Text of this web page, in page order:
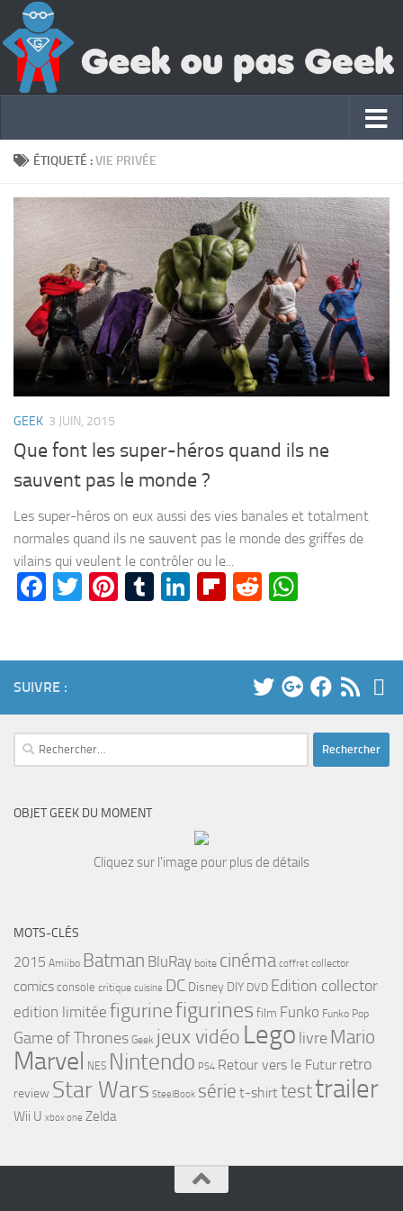
ÉTIQUETÉ :VIE PRIVÉE
GEEK 3 JUIN, 2015
Que font les super-héros quand ils ne
sauvent pas le monde ?
Les super-héros on eux aussi des vies banales et totalment
normales quand ils ne sauvent pas le monde des griffes de
vilains qui veulent le contrôler ou le...
Facebook
Twitter
Pinterest
Tumblr
LinkedIn
Flipboard
Reddit
SUIVRE :
Rechercher :
OBJET GEEK DU MOMENT
Cliquez sur l'image pour plus de détails
MOTS-CLÉS
2015 Amiibo Batman BluRay boite cinéma coffret collector
comics console critique cuisine DC Disney DIY DVD Edition collector
edition limitée figurinefigurines film Funko Funko Pop
Game of Thrones Geek jeux vidéo Lego livre Mario
Marvel NES Nintendo PS4 Retour vers le Futur retro
review Star Wars SteelBook série t-shirttesttrailer
Wii U xbox one Zelda